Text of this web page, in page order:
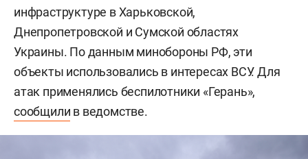
инфраструктуре в Харьковской,
Днепропетровской и Сумской областях
Украины. По данным минобороны РФ, эти
объекты использовались в интересах ВСУ. Для
атак применялись беспилотники «Герань»,
сообщили в ведомстве.